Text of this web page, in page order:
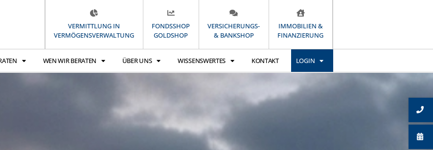
VERMITTLUNG IN
VERMÖGENSVERWALTUNG
FONDSSHOP
GOLDSHOP
VERSICHERUNGS-
& BANKSHOP
IMMOBILIEN &
FINANZIERUNG
WEN WIR BERATEN ÜBER UNS WISSENSWERTES KONTAKT LOGIN